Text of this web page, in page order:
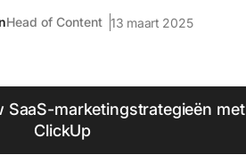
Head of Content 13 maart 2025
SaaS-marketingstrategieën met
ClickUp